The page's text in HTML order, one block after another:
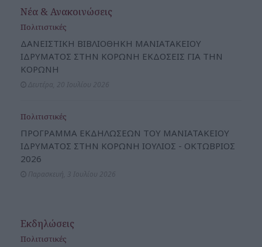
Νέα & Ανακοινώσεις
Πολιτιστικές
ΔΑΝΕΙΣΤΙΚΗ ΒΙΒΛΙΟΘΗΚΗ ΜΑΝΙΑΤΑΚΕΙΟΥ
ΙΔΡΥΜΑΤΟΣ ΣΤΗΝ ΚΟΡΩΝΗ ΕΚΔΟΣΕΙΣ ΓΙΑ ΤΗΝ
ΚΟΡΩΝΗ
Πολιτιστικές
ΠΡΟΓΡΑΜΜΑ ΕΚΔΗΛΩΣΕΩΝ ΤΟΥ ΜΑΝΙΑΤΑΚΕΙΟΥ
ΙΔΡΥΜΑΤΟΣ ΣΤΗΝ ΚΟΡΩΝΗ ΙΟΥΛΙΟΣ - ΟΚΤΩΒΡΙΟΣ
2026
Εκδηλώσεις
Πολιτιστικές